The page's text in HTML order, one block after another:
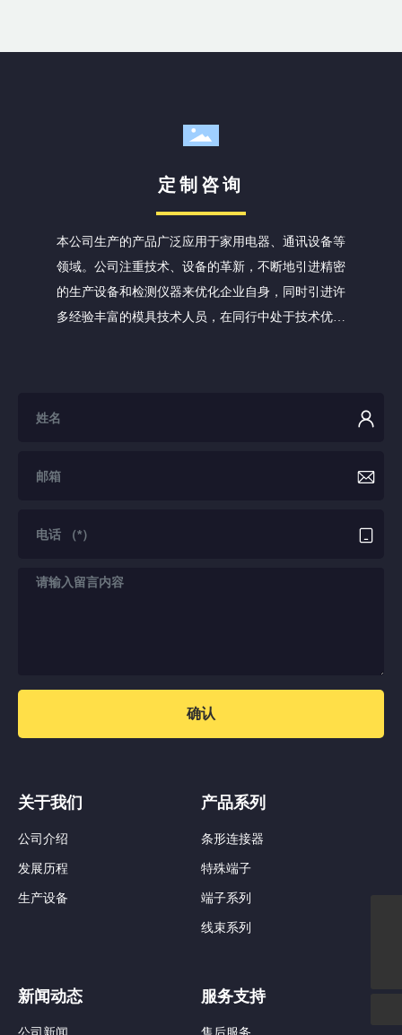
定制咨询
本公司生产的产品广泛应用于家用电器、通讯设备等
领域。公司注重技术、设备的革新，不断地引进精密
的生产设备和检测仪器来优化企业自身，同时引进许
多经验丰富的模具技术人员，在同行中处于技术优势
确认
关于我们
公司介绍
发展历程
生产设备
产品系列
条形连接器
特殊端子
端子系列
线束系列
新闻动态 服务支持
nbzcd@hotmail.com